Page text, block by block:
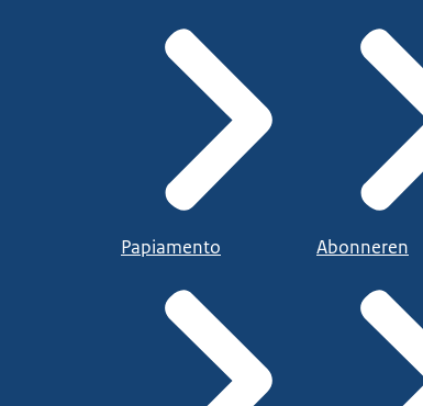
Papiamento Abonneren